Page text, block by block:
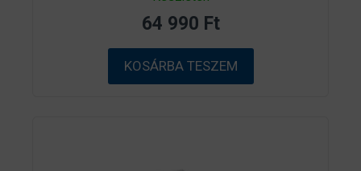
5
b
ő
l
64 990 Ft
KOSÁRBA TESZEM